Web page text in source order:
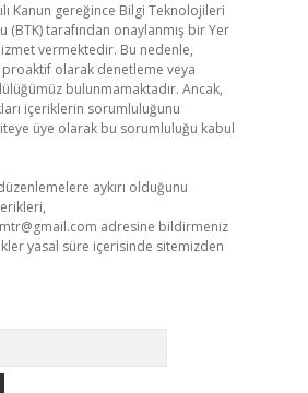
Kanun gereğince Bilgi Teknolojileri
(BTK) tarafından onaylanmış bir Yer
vermektedir. Bu nedenle,
olarak denetleme veya
bulunmamaktadır. Ancak,
içeriklerin sorumluluğunu
üye olarak bu sorumluluğu kabul
aykırı olduğunu
adresine bildirmeniz
yasal süre içerisinde sitemizden